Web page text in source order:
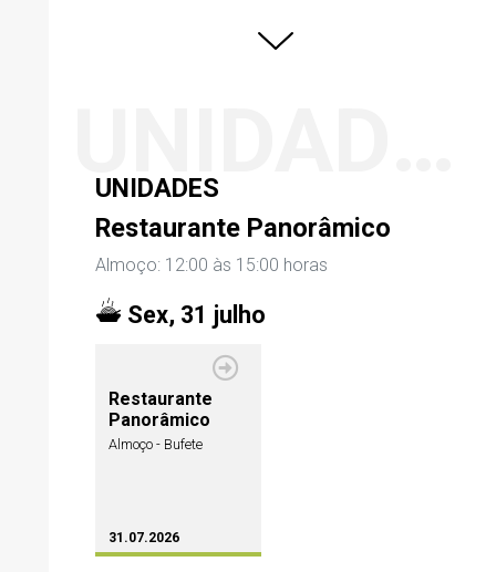
UNIDADES
Restaurante Panorâmico
Almoço: 12:00 às 15:00 horas
Sex, 31 julho
Restaurante
Panorâmico
Almoço - Bufete
31.07.2026